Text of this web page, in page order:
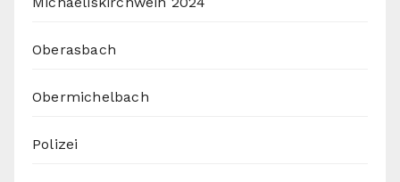
Oberasbach
Obermichelbach
Polizei